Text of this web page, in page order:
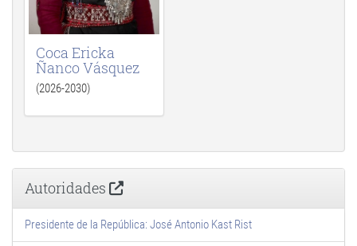
Coca Ericka
Ñanco Vásquez
(2026-2030)
Autoridades
Presidente de la República: José Antonio Kast Rist